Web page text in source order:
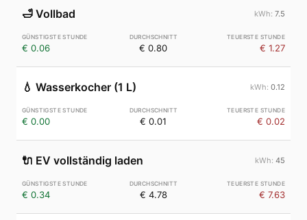
🛁 Vollbad 7.5
€ 0.06 € 0.80 € 1.27
💧 Wasserkocher (1 L) 0.12
€ 0.00 € 0.01 € 0.02
🔌 EV vollständig laden 45
€ 0.34 € 4.78 € 7.63